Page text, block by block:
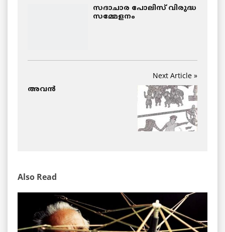
സദാചാര പോലിസ് വിരുദ്ധ
സമ്മേളനം
Next Article »
അവന്‍
Also Read